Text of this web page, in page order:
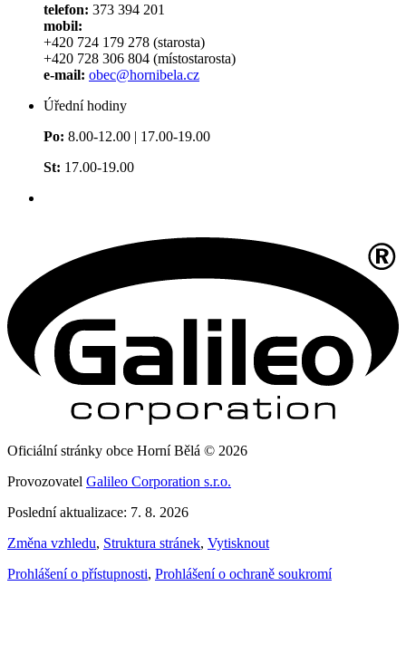
telefon: 373 394 201
mobil:
+420 724 179 278 (starosta)
+420 728 306 804 (místostarosta)
e-mail: obec@hornibela.cz
Úřední hodiny
Po: 8.00-12.00 | 17.00-19.00
St: 17.00-19.00
Oficiální stránky obce Horní Bělá © 2026
Provozovatel Galileo Corporation s.r.o.
Poslední aktualizace: 7. 8. 2026
Změna vzhledu, Struktura stránek, Vytisknout
Prohlášení o přístupnosti, Prohlášení o ochraně soukromí